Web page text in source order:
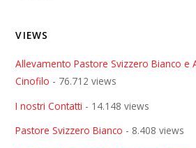
VIEWS
Allevamento Pastore Svizzero Bianco e
Cinofilo - 76.712 views
I nostri Contatti - 14.148 views
Pastore Svizzero Bianco - 8.408 views